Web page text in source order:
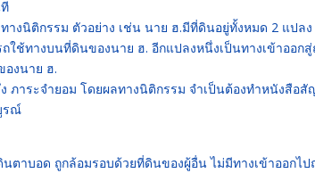
างนิติกรรม ตัวอย่าง เช่น นาย ฮ.มีที่ดินอยู่ทั้งหมด 2 แป
ถใช้ทางบนที่ดินของนาย ฮ. อีกแปลงหนึ่งเป็นทางเข้าออ
องนาย ฮ.
ภาระจำยอม โดยผลทางนิติกรรม จำเป็นต้องทำหนังสือ
รณ์
นตาบอด ถูกล้อมรอบด้วยที่ดินของผู้อื่น ไม่มีทางเข้าออกไ